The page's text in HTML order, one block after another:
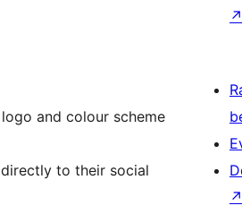
and colour scheme
to their social
↗
↗